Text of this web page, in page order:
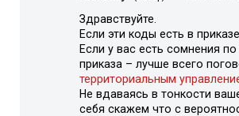
Здравствуйте.
Если эти коды есть в
Если у вас есть сомнения по
приказа – лучше всего
территориальным
Не вдаваясь в тонкости
себя скажем что с